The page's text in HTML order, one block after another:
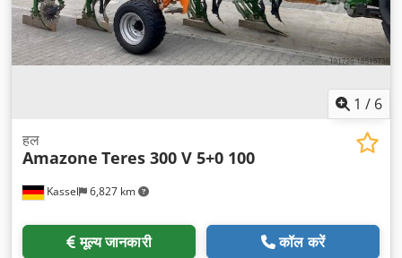
1 / 6
Kassel 6,827 km
हल
Amazone Teres 300 V 5+0 100
मूल्य जानकारी कॉल करें